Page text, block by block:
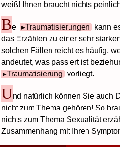
weiß! Ihnen braucht nichts
Bei Traumatisierungen
kann
das Erzählen zu einer sehr
solchen Fällen reicht es häufig,
andeutet, was passiert ist
Traumatisierung vorliegt.
Und natürlich können Sie auch
nicht zum Thema gehören! So
nichts zum Thema Sexualität
Zusammenhang mit Ihren